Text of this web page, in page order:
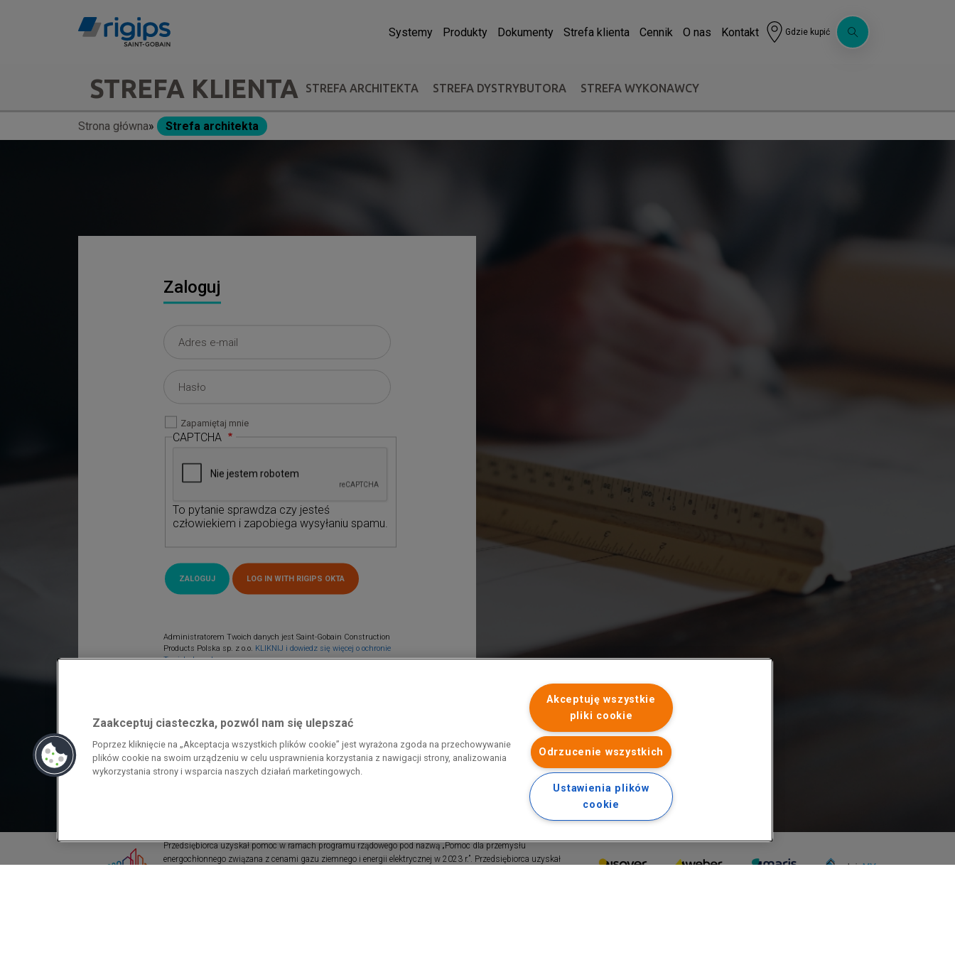
Systemy Produkty Dokumenty Strefa klienta Cennik O nas Kontakt Gdzie kupić
navigation
-
STREFA KLIENTA STREFA ARCHITEKTA STREFA DYSTRYBUTORA STREFA WYKONAWCY
Ścieżka
Strona główna Strefa architekta
Zaloguj
Zapamiętaj mnie
CAPTCHA
To pytanie sprawdza czy jesteś
człowiekiem i zapobiega wysyłaniu spamu.
Administratorem Twoich danych jest Saint-Gobain Construction
Products Polska sp. z o.o. KLIKNIJ i dowiedz się więcej o ochronie
Twoich danych.
Przedsiębiorca uzyskał pomoc w ramach programu rządowego pod nazwą „Pomoc dla przemysłu
energochłonnego związana z cenami gazu ziemnego i energii elektrycznej w 2023 r.”. Przedsiębiorca uzyskał
Zaakceptuj ciasteczka, pozwól nam się ulepszać
Poprzez kliknięcie na „Akceptacja wszystkich plików cookie” jest wyrażona zgoda na przechowywanie
plików cookie na swoim urządzeniu w celu usprawnienia korzystania z nawigacji strony, analizowania
wykorzystania strony i wsparcia naszych działań marketingowych.
Akceptuję wszystkie
pliki cookie
Odrzucenie wszystkich
Ustawienia plików
cookie